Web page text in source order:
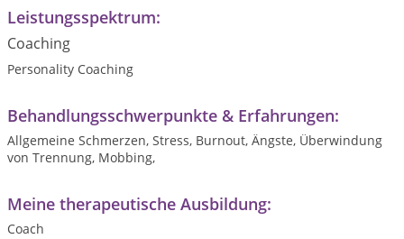
Leistungsspektrum:
Coaching
Personality Coaching
Behandlungsschwerpunkte & Erfahrungen:
Allgemeine Schmerzen, Stress, Burnout, Ängste, Überwindung
von Trennung, Mobbing,
Meine therapeutische Ausbildung:
Coach